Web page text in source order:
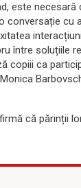
este
cu
între soluțiile
copiii ca
că părinții